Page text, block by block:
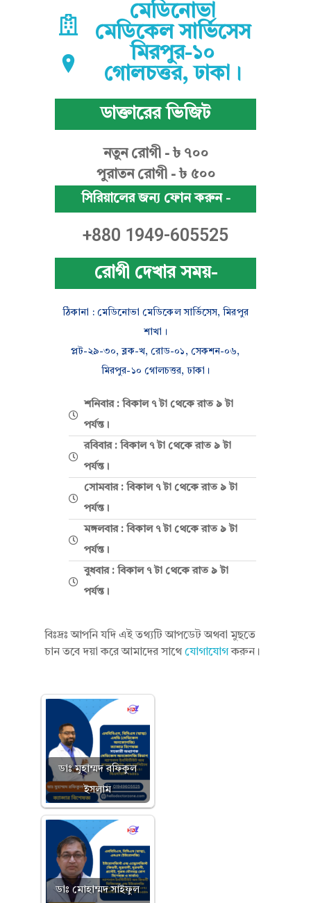
মেডিনোভা
মেডিকেল সার্ভিসেস
মিরপুর-১০
গোলচত্তর, ঢাকা।
ডাক্তারের ভিজিট
নতুন রোগী - ৳ ৭০০
পুরাতন রোগী - ৳ ৫০০
সিরিয়ালের জন্য ফোন করুন -
+880 1949-605525
রোগী দেখার সময়-
ঠিকানা : মেডিনোভা মেডিকেল সার্ভিসেস, মিরপুর
শাখা।
প্লট-২৯-৩০, ব্লক-খ, রোড-০১, সেকশন-০৬,
মিরপুর-১০ গোলচত্তর, ঢাকা।
শনিবার : বিকাল ৭ টা থেকে রাত ৯ টা
পর্যন্ত।
রবিবার : বিকাল ৭ টা থেকে রাত ৯ টা
পর্যন্ত।
সোমবার : বিকাল ৭ টা থেকে রাত ৯ টা
পর্যন্ত।
মঙ্গলবার : বিকাল ৭ টা থেকে রাত ৯ টা
পর্যন্ত।
বুধবার : বিকাল ৭ টা থেকে রাত ৯ টা
পর্যন্ত।
বিঃদ্রঃ আপনি যদি এই তথ্যটি আপডেট অথবা মুছতে
চান তবে দয়া করে আমাদের সাথে যোগাযোগকরুন।
ডাঃ মুহাম্মদ রফিকুল
ইসলাম
ডাঃ মোহাম্মদ সাইফুল